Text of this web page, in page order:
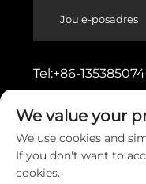
Tel:+86-
Adres:No. 11,
Dongcheng-
stad,
We value your
We use cookies and
If you don't want to
cookies.